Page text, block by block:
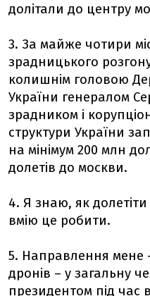
долітали до центру
3. За майже чотири
зрадницького
колишнім головою
України генералом
зрадником і
структури України
на мінімум 200 млн
долетів до москви.
4. Я знаю, як
вмію це робити.
5. Направлення мене
дронів – у загальну
президентом під час